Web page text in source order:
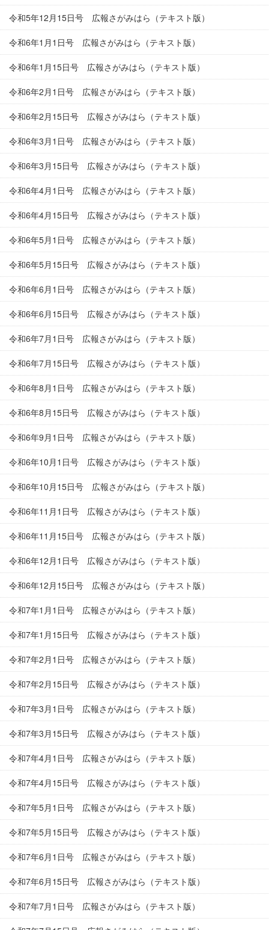
令和5年12月15日号 広報さがみはら（テキスト版）
令和6年1月1日号 広報さがみはら（テキスト版）
令和6年1月15日号 広報さがみはら（テキスト版）
令和6年2月1日号 広報さがみはら（テキスト版）
令和6年2月15日号 広報さがみはら（テキスト版）
令和6年3月1日号 広報さがみはら（テキスト版）
令和6年3月15日号 広報さがみはら（テキスト版）
令和6年4月1日号 広報さがみはら（テキスト版）
令和6年4月15日号 広報さがみはら（テキスト版）
令和6年5月1日号 広報さがみはら（テキスト版）
令和6年5月15日号 広報さがみはら（テキスト版）
令和6年6月1日号 広報さがみはら（テキスト版）
令和6年6月15日号 広報さがみはら（テキスト版）
令和6年7月1日号 広報さがみはら（テキスト版）
令和6年7月15日号 広報さがみはら（テキスト版）
令和6年8月1日号 広報さがみはら（テキスト版）
令和6年8月15日号 広報さがみはら（テキスト版）
令和6年9月1日号 広報さがみはら（テキスト版）
令和6年10月1日号 広報さがみはら（テキスト版）
令和6年10月15日号 広報さがみはら（テキスト版）
令和6年11月1日号 広報さがみはら（テキスト版）
令和6年11月15日号 広報さがみはら（テキスト版）
令和6年12月1日号 広報さがみはら（テキスト版）
令和6年12月15日号 広報さがみはら（テキスト版）
令和7年1月1日号 広報さがみはら（テキスト版）
令和7年1月15日号 広報さがみはら（テキスト版）
令和7年2月1日号 広報さがみはら（テキスト版）
令和7年2月15日号 広報さがみはら（テキスト版）
令和7年3月1日号 広報さがみはら（テキスト版）
令和7年3月15日号 広報さがみはら（テキスト版）
令和7年4月1日号 広報さがみはら（テキスト版）
令和7年4月15日号 広報さがみはら（テキスト版）
令和7年5月1日号 広報さがみはら（テキスト版）
令和7年5月15日号 広報さがみはら（テキスト版）
令和7年6月1日号 広報さがみはら（テキスト版）
令和7年6月15日号 広報さがみはら（テキスト版）
令和7年7月1日号 広報さがみはら（テキスト版）